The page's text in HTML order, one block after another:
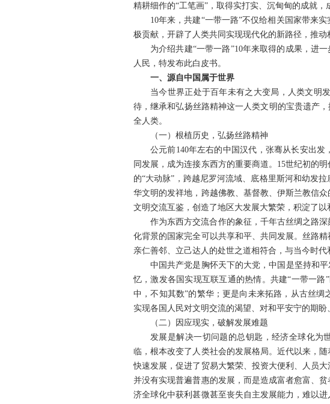
精耕细作的“工笔画”，取得实打实、沉甸甸的成就，
10年来，共建“一带一路”不仅给相关国家带来
极贡献，开辟了人类共同实现现代化的新路径，推动
为介绍共建“一带一路”10年来取得的成果，进
人民，特发布此白皮书。
一、源自中国属于世界
当今世界正处于百年未有之大变局，人类文明
待，继承和弘扬丝路精神这一人类文明的宝贵遗产
全人类。
（一）根植历史，弘扬丝路精神
公元前140年左右的中国汉代，张骞从长安出
同发展，成为连接东西方的重要商道。15世纪初的
的“大动脉”，跨越尼罗河流域、底格里斯河和幼发
华文明的发祥地，跨越佛教、基督教、伊斯兰教信
文明交流互鉴，创造了地区大发展大繁荣，积淀了
作为东西方交流合作的象征，千年古丝绸之路
化背景的国家完全可以共享和平、共同发展。丝路
亲仁善邻、立己达人的处世之道相符合，与当今时
中国共产党是胸怀天下的大党，中国是坚持和
忆，激发各国实现互联互通的热情。共建“一带一
中，不知其数”的繁华；更是向未来拓路，从古丝
实现各国人民对文明交流的渴望、对和平安宁的期盼
（二）因应现实，破解发展难题
发展是解决一切问题的总钥匙，经济全球化为
临，根本改变了人类社会的发展格局。近代以来，
快速发展，促进了贸易大繁荣、投资大便利、人员
并没有实现普遍普惠的发展，而是造成富者愈富、
济全球化中获利甚微甚至丧失自主发展能力，难以